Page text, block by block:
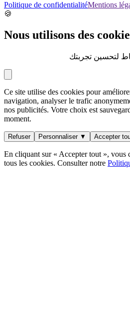
Politique de confidentialitéMentions
🍪
Nous utilisons des
لتحسين تجربتك
Ce site utilise des cookies pour
navigation, analyser le trafic
nos publicités. Votre choix est
moment.
Refuser Personnaliser ▼ Accepter
En cliquant sur « Accepter tout », vous
tous les cookies. Consulter notre